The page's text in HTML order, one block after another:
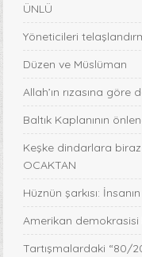
ÜNLÜ
Yöneticileri
Düzen ve Müslüman
Allah’ın rızasına göre
Baltık Kaplanının
Keşke dindarlara
OCAKTAN
Hüznün şarkısı:
Amerikan
Tartışmalardaki “80/